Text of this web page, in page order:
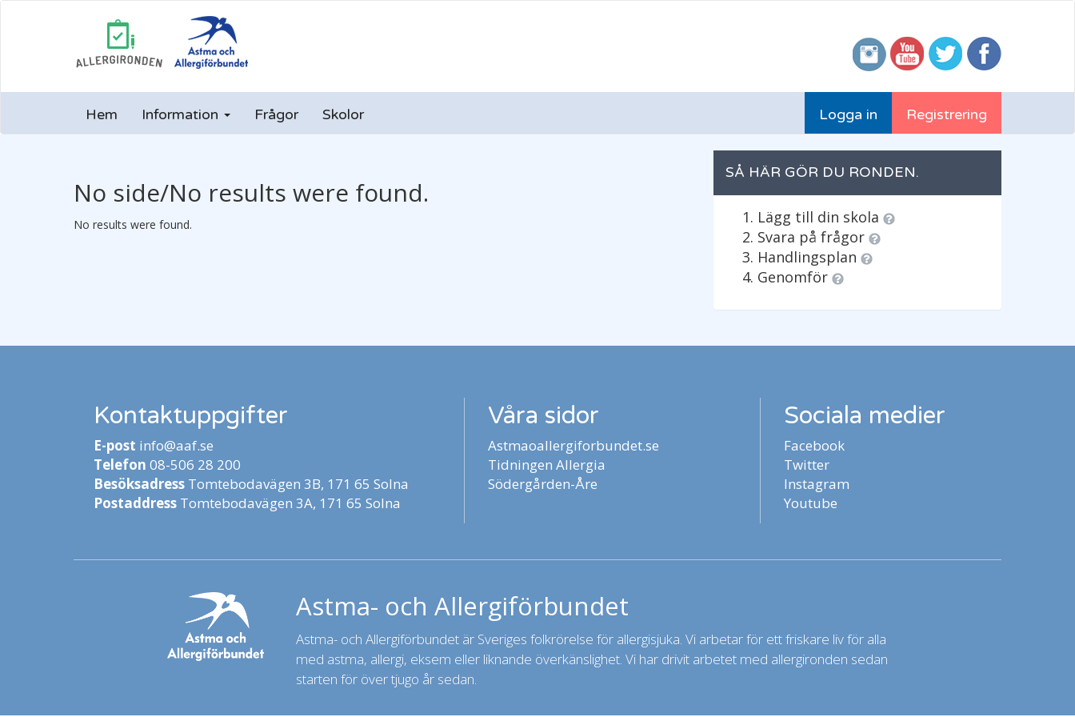
Hem Information Frågor Skolor Registrering
Logga in
No side/No results were found.
No results were found.
SÅ HÄR GÖR DU RONDEN.
Lägg till din skola
Svara på frågor
Handlingsplan
Genomför
Kontaktuppgifter
E-post info@aaf.se
Telefon 08-506 28 200
Besöksadress Tomtebodavägen 3B, 171 65 Solna
Postaddress Tomtebodavägen 3A, 171 65 Solna
Våra sidor
Astmaoallergiforbundet.se
Tidningen Allergia
Södergården-Åre
Sociala medier
Facebook
Twitter
Instagram
Youtube
Astma- och Allergiförbundet
Astma- och Allergiförbundet är Sveriges folkrörelse för allergisjuka. Vi arbetar för ett friskare liv för alla
med astma, allergi, eksem eller liknande överkänslighet. Vi har drivit arbetet med allergironden sedan
starten för över tjugo år sedan.